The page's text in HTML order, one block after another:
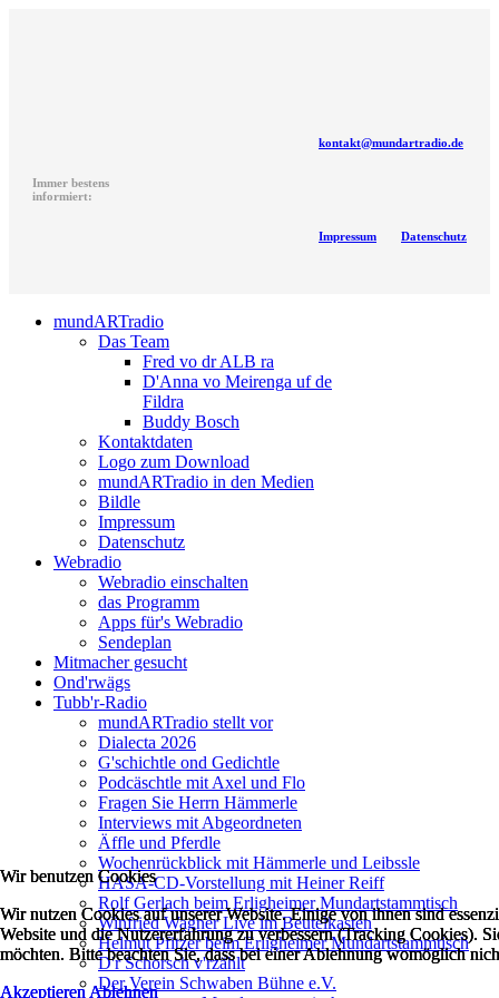
Immer bestens
informiert:
kontakt@mundartradio.de
Impressum Datenschutz
mundARTradio
Das Team
Fred vo dr ALB ra
D'Anna vo Meirenga uf de
Fildra
Buddy Bosch
Kontaktdaten
Logo zum Download
mundARTradio in den Medien
Bildle
Impressum
Datenschutz
Webradio
Webradio einschalten
das Programm
Apps für's Webradio
Sendeplan
Mitmacher gesucht
Ond'rwägs
Tubb'r-Radio
mundARTradio stellt vor
Dialecta 2026
G'schichtle ond Gedichtle
Podcäschtle mit Axel und Flo
Fragen Sie Herrn Hämmerle
Interviews mit Abgeordneten
Äffle und Pferdle
Wochenrückblick mit Hämmerle und Leibssle
HASA-CD-Vorstellung mit Heiner Reiff
Rolf Gerlach beim Erligheimer Mundartstammtisch
Winfried Wagner Live im Beutelkasten
Helmut Pfitzer beim Erligheimer Mundartstammtisch
D'r Schorsch v'rzählt
Der Verein Schwaben Bühne e.V.
Wir benutzen Cookies
Wir nutzen Cookies auf unserer Website. Einige von ihnen sind
Website und die Nutzererfahrung zu verbessern (Tracking Cookies).
möchten. Bitte beachten Sie, dass bei einer Ablehnung womöglich
Akzeptieren Ablehnen
Wir benutzen Cookies
Wir nutzen Cookies auf unserer Website. Einige von ihnen sind
Website und die Nutzererfahrung zu verbessern (Tracking Cookies).
möchten. Bitte beachten Sie, dass bei einer Ablehnung womöglich
Akzeptieren Ablehnen
Wir benutzen Cookies
Wir nutzen Cookies auf unserer Website. Einige von ihnen sind
Website und die Nutzererfahrung zu verbessern (Tracking Cookies).
möchten. Bitte beachten Sie, dass bei einer Ablehnung womöglich
Akzeptieren Ablehnen